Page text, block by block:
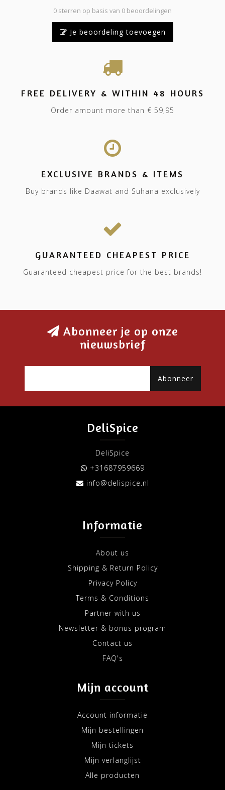
0 sterren op basis van 0 beoordelingen
Je beoordeling toevoegen
FREE DELIVERY & WITHIN 48 HOURS
Order amount more than € 59,95
EXCLUSIVE BRANDS & ITEMS
Buy brands like Daawat and Suhana exclusively
GUARANTEED CHEAPEST PRICE
Guaranteed cheapest price for the best brands!
Abonneer je op onze
nieuwsbrief
Abonneer
DeliSpice
DeliSpice
+31687959669
info@delispice.nl
Informatie
About us
Shipping & Return Policy
Privacy Policy
Terms & Conditions
Partner with us
Newsletter & bonus program
Contact us
FAQ's
Mijn account
Account informatie
Mijn bestellingen
Mijn tickets
Mijn verlanglijst
Alle producten